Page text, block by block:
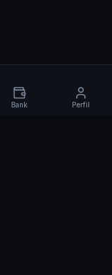
Bank Perfil